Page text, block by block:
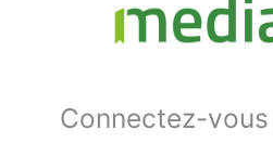
Connectez-